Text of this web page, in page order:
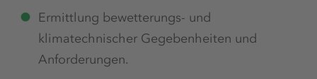
Ermittlung bewetterungs- und
klimatechnischer Gegebenheiten und
Anforderungen.